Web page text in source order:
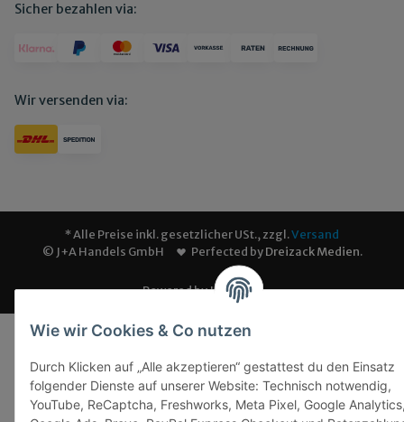
Wie wir Cookies & Co nutzen
Durch Klicken auf „Alle akzeptieren“ gestattest du den Einsatz
folgender Dienste auf unserer Website: Technisch notwendig,
YouTube, ReCaptcha, Freshworks, Meta Pixel, Google
Sicher bezahlen via:
Wir versenden via:
* Alle Preise inkl. gesetzlicher USt., zzgl.Versand
© J+A Handels GmbH
Perfected byDreizack Medien.
Powered byJTL-Shop